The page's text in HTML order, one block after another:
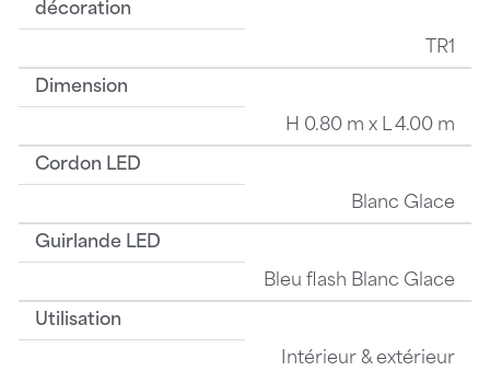
décoration
TR1
Dimension
H 0.80 m x L 4.00 m
Cordon LED
Blanc Glace
Guirlande LED
Bleu flash Blanc Glace
Utilisation
Intérieur & extérieur